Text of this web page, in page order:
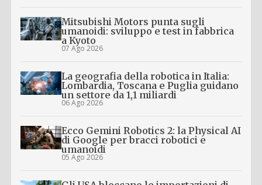
Mitsubishi Motors punta sugli
umanoidi: sviluppo e test in fabbrica
a Kyoto
07 Ago 2026
La geografia della robotica in Italia:
Lombardia, Toscana e Puglia guidano
un settore da 1,1 miliardi
06 Ago 2026
Ecco Gemini Robotics 2: la Physical AI
di Google per bracci robotici e
umanoidi
05 Ago 2026